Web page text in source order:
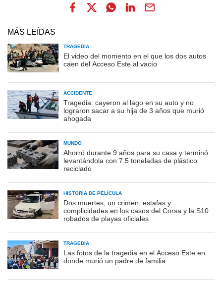
MÁS LEÍDAS
TRAGEDIA
El video del momento en el que los dos autos
caen del Acceso Este al vacío
ACCIDENTE
Tragedia: cayeron al lago en su auto y no
lograron sacar a su hija de 3 años que murió
ahogada
MUNDO
Ahorró durante 9 años para su casa y terminó
levantándola con 7.5 toneladas de plástico
reciclado
HISTORIA DE PELÍCULA
Dos muertes, un crimen, estafas y
complicidades en los casos del Corsa y la S10
robados de playas oficiales
TRAGEDIA
Las fotos de la tragedia en el Acceso Este en
donde murió un padre de familia